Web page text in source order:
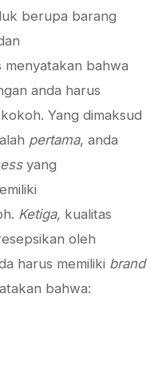
berupa barang
bahwa
anda harus
Yang dimaksud
pertama, anda
yang
Ketiga, kualitas
oleh
harus memiliki brand
bahwa: